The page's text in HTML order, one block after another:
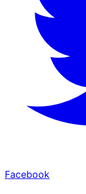
Facebook